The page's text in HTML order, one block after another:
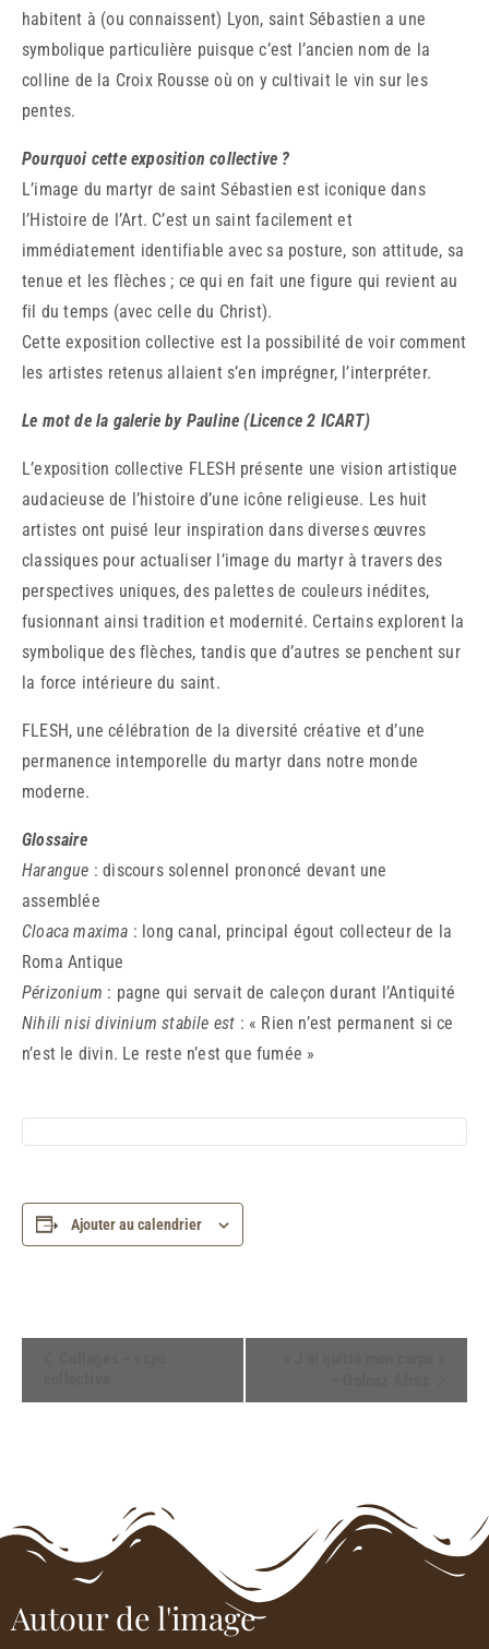
habitent à (ou connaissent) Lyon, saint Sébastien a une
symbolique particulière puisque c’est l’ancien nom de la
colline de la Croix Rousse où on y cultivait le vin sur les
pentes.
Pourquoi cette exposition collective ?
L’image du martyr de saint Sébastien est iconique dans
l’Histoire de l’Art. C’est un saint facilement et
immédiatement identifiable avec sa posture, son attitude, sa
tenue et les flèches ; ce qui en fait une figure qui revient au
fil du temps (avec celle du Christ).
Cette exposition collective est la possibilité de voir comment
les artistes retenus allaient s’en imprégner, l’interpréter.
Le mot de la galerie by Pauline (Licence 2 ICART)
L’exposition collective FLESH présente une vision artistique
audacieuse de l’histoire d’une icône religieuse. Les huit
artistes ont puisé leur inspiration dans diverses œuvres
classiques pour actualiser l’image du martyr à travers des
perspectives uniques, des palettes de couleurs inédites,
fusionnant ainsi tradition et modernité. Certains explorent la
symbolique des flèches, tandis que d’autres se penchent sur
la force intérieure du saint.
FLESH, une célébration de la diversité créative et d’une
permanence intemporelle du martyr dans notre monde
moderne.
Glossaire
Harangue : discours solennel prononcé devant une
assemblée
Cloaca maxima : long canal, principal égout collecteur de la
Roma Antique
Périzonium : pagne qui servait de caleçon durant l’Antiquité
Nihili nisi divinium stabile est : « Rien n’est permanent si ce
n’est le divin. Le reste n’est que fumée »
Ajouter au calendrier
Évènement
Autour de l'image